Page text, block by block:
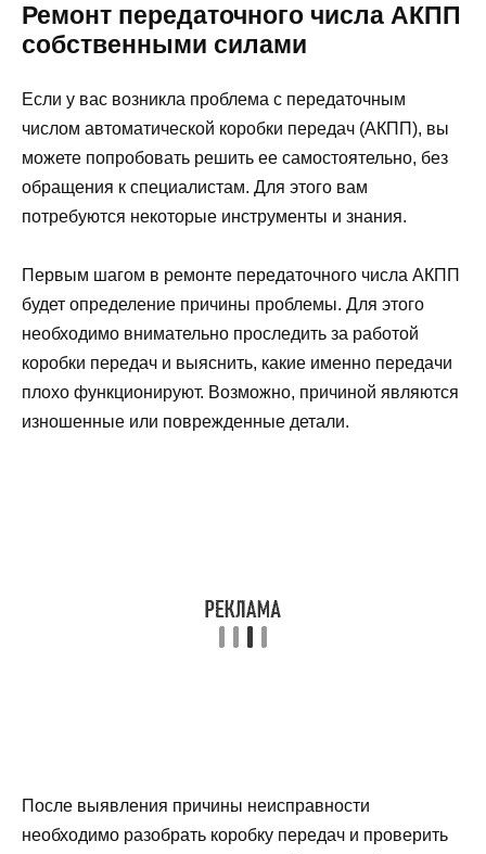
Ремонт передаточного числа АКПП
собственными силами
Если у вас возникла проблема с передаточным
числом автоматической коробки передач (АКПП), вы
можете попробовать решить ее самостоятельно, без
обращения к специалистам. Для этого вам
потребуются некоторые инструменты и знания.
Первым шагом в ремонте передаточного числа АКПП
будет определение причины проблемы. Для этого
необходимо внимательно проследить за работой
коробки передач и выяснить, какие именно передачи
плохо функционируют. Возможно, причиной являются
изношенные или поврежденные детали.
После выявления причины неисправности
необходимо разобрать коробку передач и проверить